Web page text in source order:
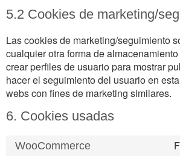
5.2 Cookies de marketing/
Las cookies de marketing/seguimiento
cualquier otra forma de
crear perfiles de usuario para mostrar
hacer el seguimiento del usuario en
webs con fines de marketing similares.
6. Cookies usadas
WooCommerce